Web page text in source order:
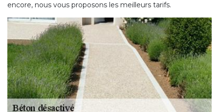
encore, nous vous proposons les meilleurs tarifs.